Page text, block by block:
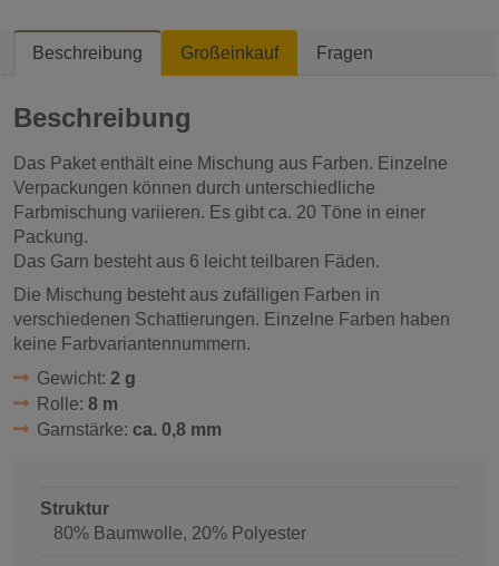
Beschreibung Großeinkauf Fragen
Beschreibung
Das Paket enthält eine Mischung aus Farben. Einzelne
Verpackungen können durch unterschiedliche
Farbmischung variieren. Es gibt ca. 20 Töne in einer
Packung.
Das Garn besteht aus 6 leicht teilbaren Fäden.
Die Mischung besteht aus zufälligen Farben in
verschiedenen Schattierungen. Einzelne Farben haben
keine Farbvariantennummern.
Gewicht: 2 g
Rolle: 8 m
Garnstärke: ca. 0,8 mm
Struktur
80% Baumwolle, 20% Polyester